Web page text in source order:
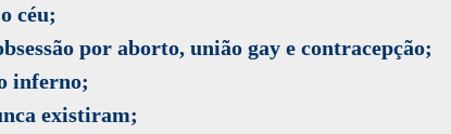
céu;
por aborto, união gay e contracepção;
inferno;
existiram;